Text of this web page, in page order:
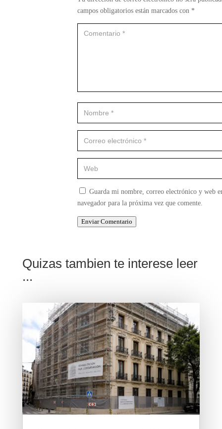
campos obligatorios están marcados con *
Guarda mi nombre, correo electrónico y web
navegador para la próxima vez que comente.
Enviar Comentario
Quizas tambien te interese leer
...